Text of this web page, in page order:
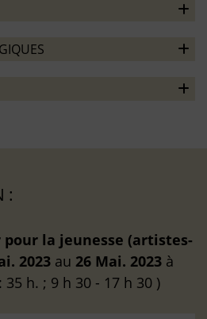
:
la jeunesse (artistes-
2023 au 26 Mai. 2023 à
35 h. ; 9 h 30 - 17 h 30 )